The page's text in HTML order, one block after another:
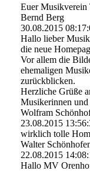
Euer Musikverein
Bernd Berg
30.08.2015
Hallo lieber
die neue
Vor allem die
ehemaligen
zurückblicken.
Herzliche Grüße
Musikerinnen
Wolfram
23.08.2015
wirklich tolle
Walter
22.08.2015
Hallo MV